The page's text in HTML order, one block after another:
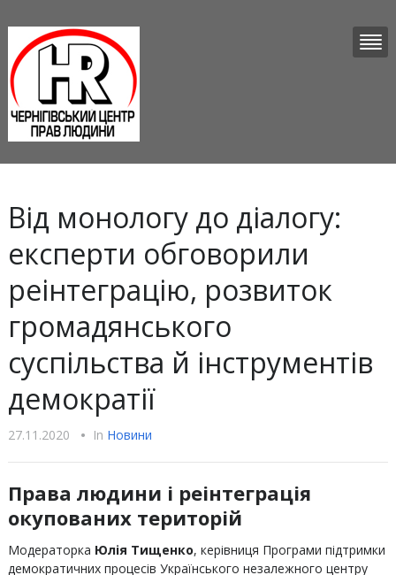
Від монологу до діалогу:
експерти обговорили
реінтеграцію, розвиток
громадянського
суспільства й інструментів
демократії
27.11.2020 • In Новини
Права людини і реінтеграція
окупованих територій
Модераторка Юлія Тищенко, керівниця Програми підтримки
демократичних процесів Українського незалежного центру